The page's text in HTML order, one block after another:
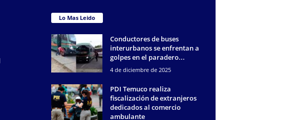
Lo Mas Leido
Conductores de buses
interurbanos se enfrentan a
golpes en el paradero...
4 de diciembre de 2025
PDI Temuco realiza
fiscalización de extranjeros
dedicados al comercio
ambulante